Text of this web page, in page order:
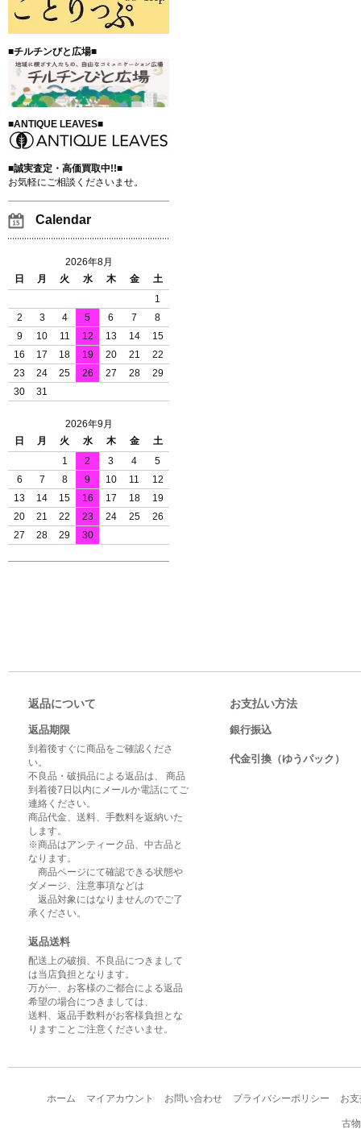
■チルチンびと広場■
■ANTIQUE LEAVES■
■誠実査定・高価買取中!!■
お気軽にご相談くださいませ。
Calendar
2026年8月
日
月 火 水 木 金
土
1
2
3 4 5 6 7
8
9
10 11 12 13 14
15
16
17 18 19 20 21
22
23
24 25 26 27 28
29
30
31
2026年9月
日
月 火 水 木 金
土
1
2 3 4
5
6
7 8 9 10 11
12
13
14 15 16 17 18
19
20
21 22 23 24 25
26
27
28 29 30
返品について
返品期限
到着後すぐに商品をご確認くださ
い。
不良品・破損品による返品は、 商品
到着後7日以内にメールか電話にてご
連絡ください。
商品代金、送料、手数料を返納いた
します。
※商品はアンティーク品、中古品と
なります。
商品ページにて確認できる状態や
ダメージ、注意事項などは
返品対象にはなりませんのでご了
承ください。
返品送料
配送上の破損、不良品につきまして
は当店負担となります。
万が一、お客様のご都合による返品
希望の場合につきましては、
送料、返品手数料がお客様負担とな
りますことご注意くださいませ。
お支払い方法
銀行振込
代金引換（ゆうパック）
ホーム マイアカウント お問い合わせ プライバシーポリシー お
古